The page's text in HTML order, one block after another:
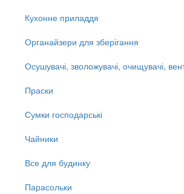
Кухонне приладдя
Органайзери для зберігання
Осушувачі, зволожувачі, очищувачі,
Праски
Сумки господарські
Чайники
Все для будинку
Парасольки